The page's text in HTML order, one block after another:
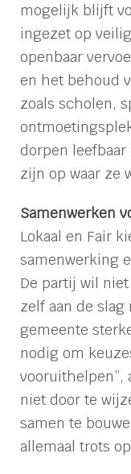
mogelijk blijft
ingezet op
openbaar
en het behoud
zoals scholen,
dorpen
zijn op waar ze
Samenwerken
Lokaal en Fair
samenwerking
De partij wil
zelf aan de
gemeente
nodig om
vooruithelpen”,
niet door te
samen te
allemaal trots